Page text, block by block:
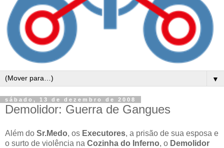
▼
sábado, 13 de dezembro de 2008
Demolidor: Guerra de Gangues
Além do Sr.Medo, os Executores, a prisão de sua esposa e
o surto de violência na Cozinha do Inferno, o Demolidor